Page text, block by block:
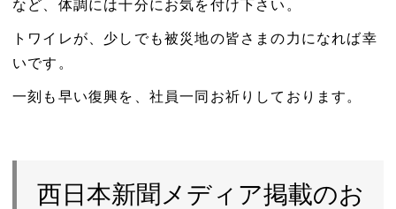
など、体調には十分にお気を付け下さい。
トワイレが、少しでも被災地の皆さまの力になれば幸
いです。
一刻も早い復興を、社員一同お祈りしております。
西日本新聞メディア掲載のお